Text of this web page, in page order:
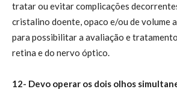
tratar ou evitar complicações
cristalino doente, opaco e/ou de volume
para possibilitar a avaliação e
retina e do nervo óptico.
12- Devo operar os dois olhos